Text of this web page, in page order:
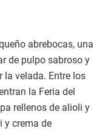
abrebocas, una
de pulpo sabroso y
la velada. Entre los
la Feria del
rellenos de alioli y
y crema de